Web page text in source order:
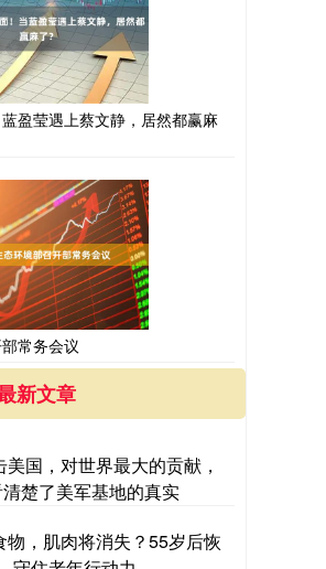
盈莹遇上蔡文静，居然都赢麻
常务会议
新文章
国，对世界最大的贡献，
楚了美军基地的真实
物，肌肉将消失？55岁后恢